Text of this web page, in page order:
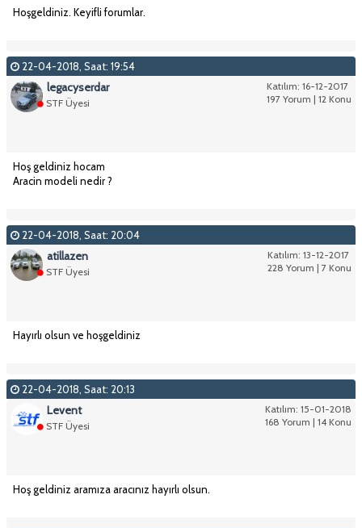
Hoşgeldiniz. Keyifli forumlar.
22-04-2018, Saat: 19:54
Katılım: 16-12-2017
197 Yorum | 12 Konu
legacyserdar
STF Üyesi
Hoş geldiniz hocam
Aracin modeli nedir ?
22-04-2018, Saat: 20:04
Katılım: 13-12-2017
228 Yorum | 7 Konu
atillazen
STF Üyesi
Hayırlı olsun ve hoşgeldiniz
22-04-2018, Saat: 20:13
Katılım: 15-01-2018
168 Yorum | 14 Konu
Levent
STF Üyesi
Hoş geldiniz aramıza aracınız hayırlı olsun.